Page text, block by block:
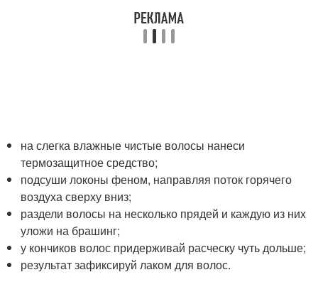
на слегка влажные чистые волосы нанеси
термозащитное средство;
подсуши локоны феном, направляя поток горячего
воздуха сверху вниз;
раздели волосы на несколько прядей и каждую из них
уложи на брашинг;
у кончиков волос придерживай расческу чуть дольше;
результат зафиксируй лаком для волос.